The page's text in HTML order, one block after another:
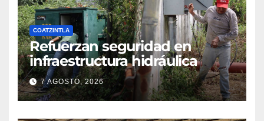
COATZINTLA
Refuerzan seguridad en
infraestructura hidráulica
7 AGOSTO, 2026